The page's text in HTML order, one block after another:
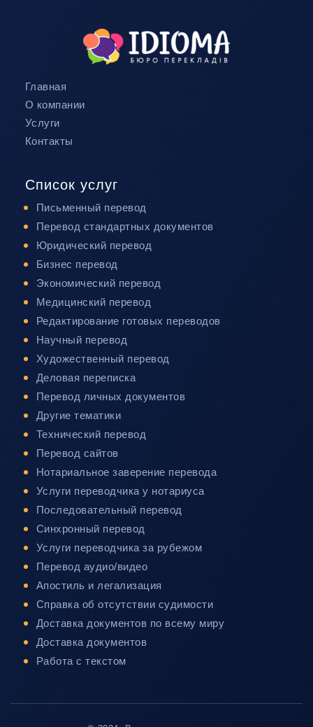
Главная
О компании
Услуги
Контакты
Список услуг
Письменный перевод
Перевод стандартных документов
Юридический перевод
Бизнес перевод
Экономический перевод
Медицинский перевод
Редактирование готовых переводов
Научный перевод
Художественный перевод
Деловая переписка
Перевод личных документов
Другие тематики
Технический перевод
Перевод сайтов
Нотариальное заверение перевода
Услуги переводчика у нотариуса
Последовательный перевод
Синхронный перевод
Услуги переводчика за рубежом
Перевод аудио/видео
Апостиль и легализация
Справка об отсутствии судимости
Доставка документов по всему миру
Доставка документов
Работа с текстом